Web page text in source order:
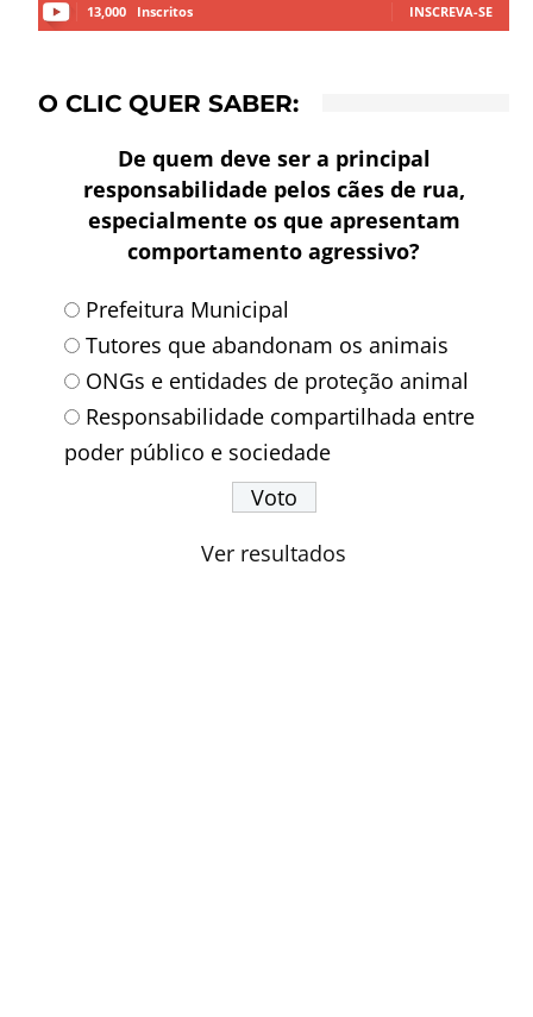
13,000 Inscritos INSCREVA-SE
O CLIC QUER SABER:
De quem deve ser a principal
responsabilidade pelos cães de rua,
especialmente os que apresentam
comportamento agressivo?
Prefeitura Municipal
Tutores que abandonam os animais
ONGs e entidades de proteção animal
Responsabilidade compartilhada entre
poder público e sociedade
Ver resultados